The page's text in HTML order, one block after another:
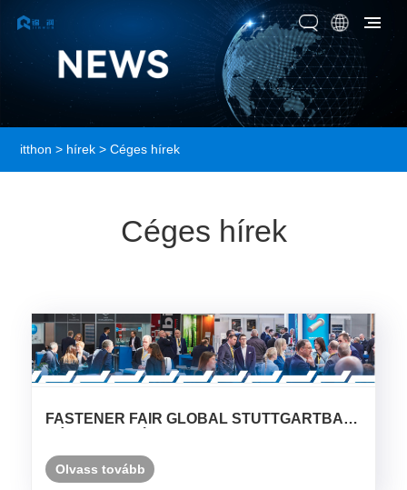
itthon > hírek > Céges hírek
Céges hírek
FASTENER FAIR GLOBAL STUTTGARTBAN,
Olvass tovább